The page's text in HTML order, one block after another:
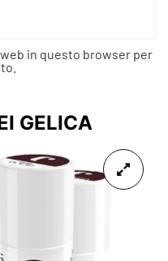
in questo browser per
GELICA